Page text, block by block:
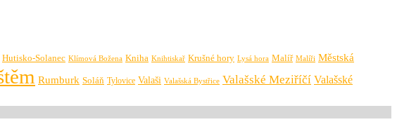
Hutisko-Solanec Klímová Božena Kniha Knihtiskař Krušné hory Lysá hora Malíř Malíři Městská
Rumburk Soláň Tylovice Valaši Valašská Bystřice Valašské Meziříčí Valašské